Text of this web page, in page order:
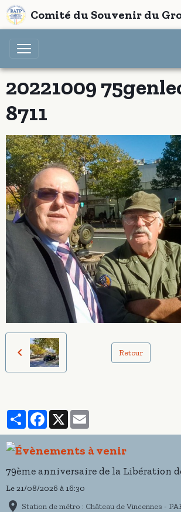
Comité du Souvenir du
20221009
8711
Retour
PartagerFacebook
X
79ème anniversaire de la Libération
Le 21/08/2026 à 16:30
Station de métro : Château de Vincennes -